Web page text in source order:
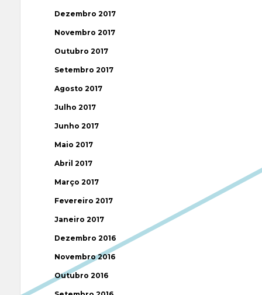
Dezembro 2017
Novembro 2017
Outubro 2017
Setembro 2017
Agosto 2017
Julho 2017
Junho 2017
Maio 2017
Abril 2017
Março 2017
Fevereiro 2017
Janeiro 2017
Dezembro 2016
Novembro 2016
Outubro 2016